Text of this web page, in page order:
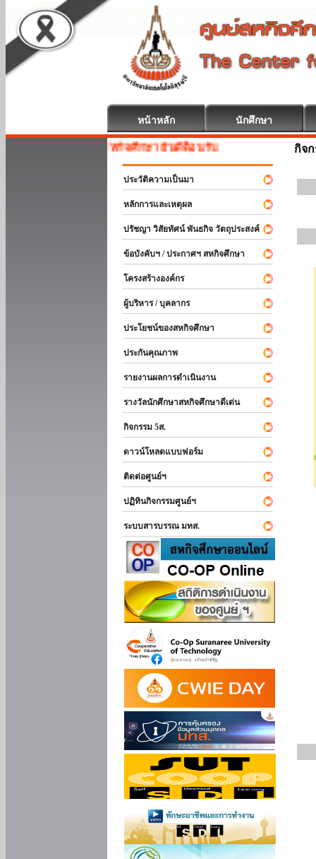
หน้าหลัก นักศึกษา
สหกิจศึกษา ยินดีต้อนรับ
ประวัติความเป็นมา
หลักการและเหตุผล
ปรัชญา วิสัยทัศน์ พันธกิจ วัตถุประสงค์
ข้อบังคับฯ / ประกาศฯ สหกิจศึกษา
โครงสร้างองค์กร
ผู้บริหาร / บุคลากร
ประโยชน์ของสหกิจศึกษา
ประกันคุณภาพ
รายงานผลการดำเนินงาน
รางวัลนักศึกษาสหกิจศึกษาดีเด่น
กิจกรรม 5ส.
ดาวน์โหลดแบบฟอร์ม
ติดต่อศูนย์ฯ
ปฏิทินกิจกรรมศูนย์ฯ
ระบบสารบรรณ มทส.
กิจ